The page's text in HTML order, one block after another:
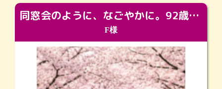
同窓会のように、なごやかに。92歳の旅立ちを彩った、再会と感謝の場
F様